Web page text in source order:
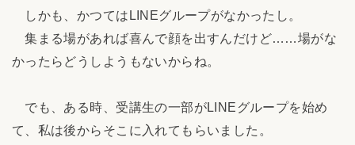
しかも、かつてはLINEグループがなかったし。
集まる場があれば喜んで顔を出すんだけど……場がな
かったらどうしようもないからね。
でも、ある時、受講生の一部がLINEグループを始め
て、私は後からそこに入れてもらいました。